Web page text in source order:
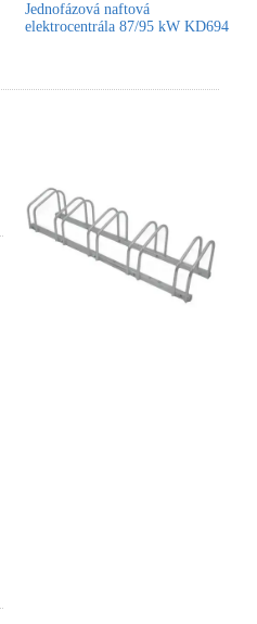
Jednofázová naftová
elektrocentrála 87/95 kW KD694